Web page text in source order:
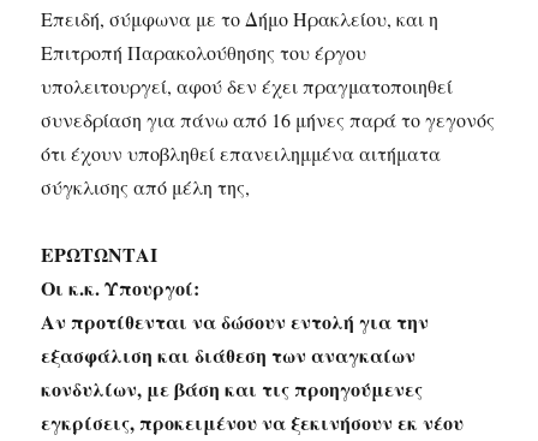
Επειδή, σύμφωνα με το Δήμο Ηρακλείου, και η
Επιτροπή Παρακολούθησης του έργου
υπολειτουργεί, αφού δεν έχει πραγματοποιηθεί
συνεδρίαση για πάνω από 16 μήνες παρά το γεγονός
ότι έχουν υποβληθεί επανειλημμένα αιτήματα
σύγκλισης από μέλη της,
ΕΡΩΤΩΝΤΑΙ
Οι κ.κ. Υπουργοί:
Αν προτίθενται να δώσουν εντολή για την
εξασφάλιση και διάθεση των αναγκαίων
κονδυλίων, με βάση και τις προηγούμενες
εγκρίσεις, προκειμένου να ξεκινήσουν εκ νέου